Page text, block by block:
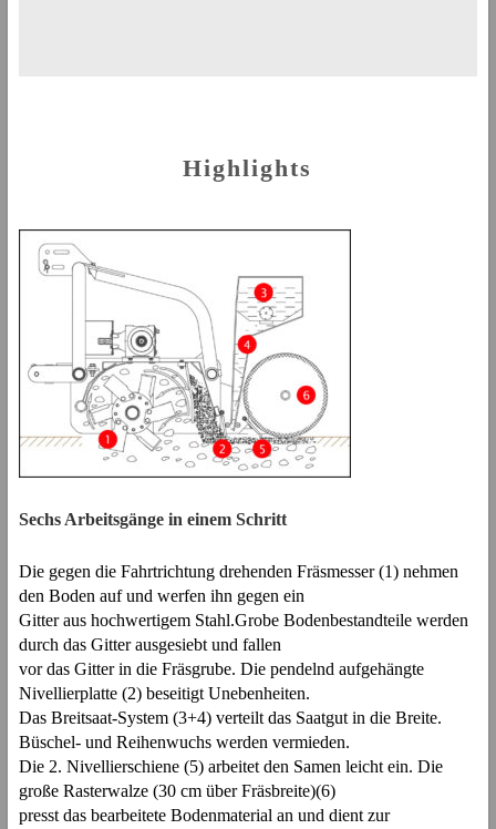
Highlights
Sechs Arbeitsgänge in einem Schritt
Die gegen die Fahrtrichtung drehenden Fräsmesser (1) nehmen
den Boden auf und werfen ihn gegen ein
Gitter aus hochwertigem Stahl.Grobe Bodenbestandteile werden
durch das Gitter ausgesiebt und fallen
vor das Gitter in die Fräsgrube. Die pendelnd aufgehängte
Nivellierplatte (2) beseitigt Unebenheiten.
Das Breitsaat-System (3+4) verteilt das Saatgut in die Breite.
Büschel- und Reihenwuchs werden vermieden.
Die 2. Nivellierschiene (5) arbeitet den Samen leicht ein. Die
große Rasterwalze (30 cm über Fräsbreite)(6)
presst das bearbeitete Bodenmaterial an und dient zur